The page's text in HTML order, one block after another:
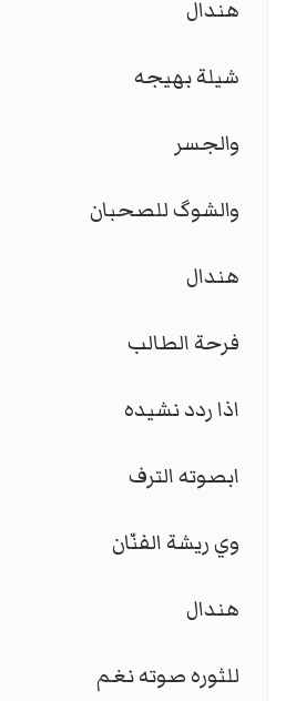
هندال
شيلة بهيجه
والجسر
والشوگ للصحبان
هندال
فرحة الطالب
اذا ردد نشيده
ابصوته الترف
وي ريشة الفنّان
هندال
للثوره صوته نغم